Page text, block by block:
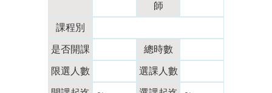
師
課程別
是否開課 總時數
限選人數 選課人數